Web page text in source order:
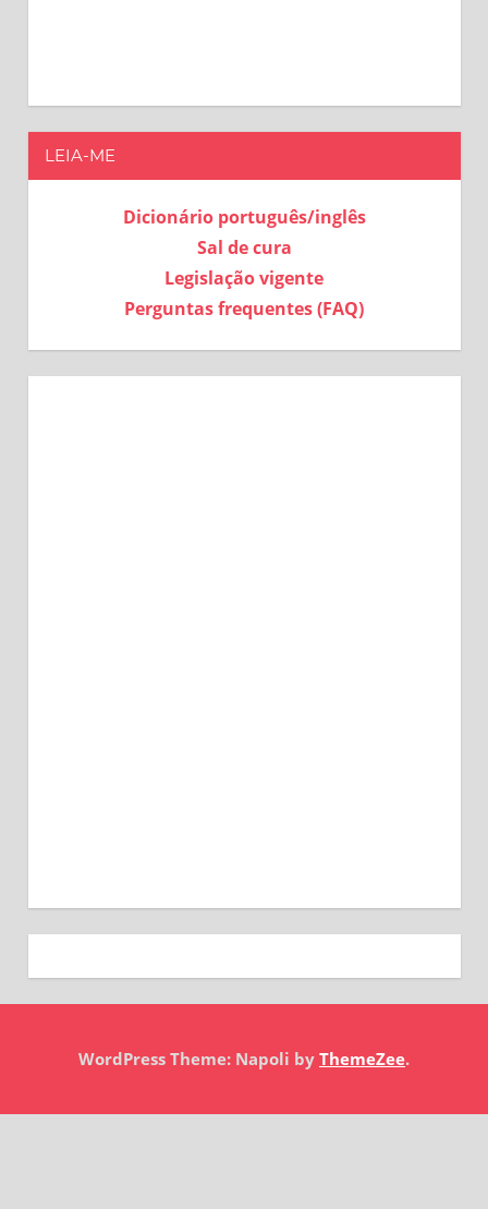
LEIA-ME
Dicionário português/inglês
Sal de cura
Legislação vigente
Perguntas frequentes (FAQ)
WordPress Theme: Napoli by ThemeZee.